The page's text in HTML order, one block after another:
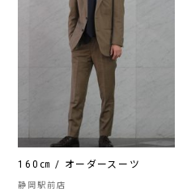
160㎝ / オーダースーツ
静岡駅前店